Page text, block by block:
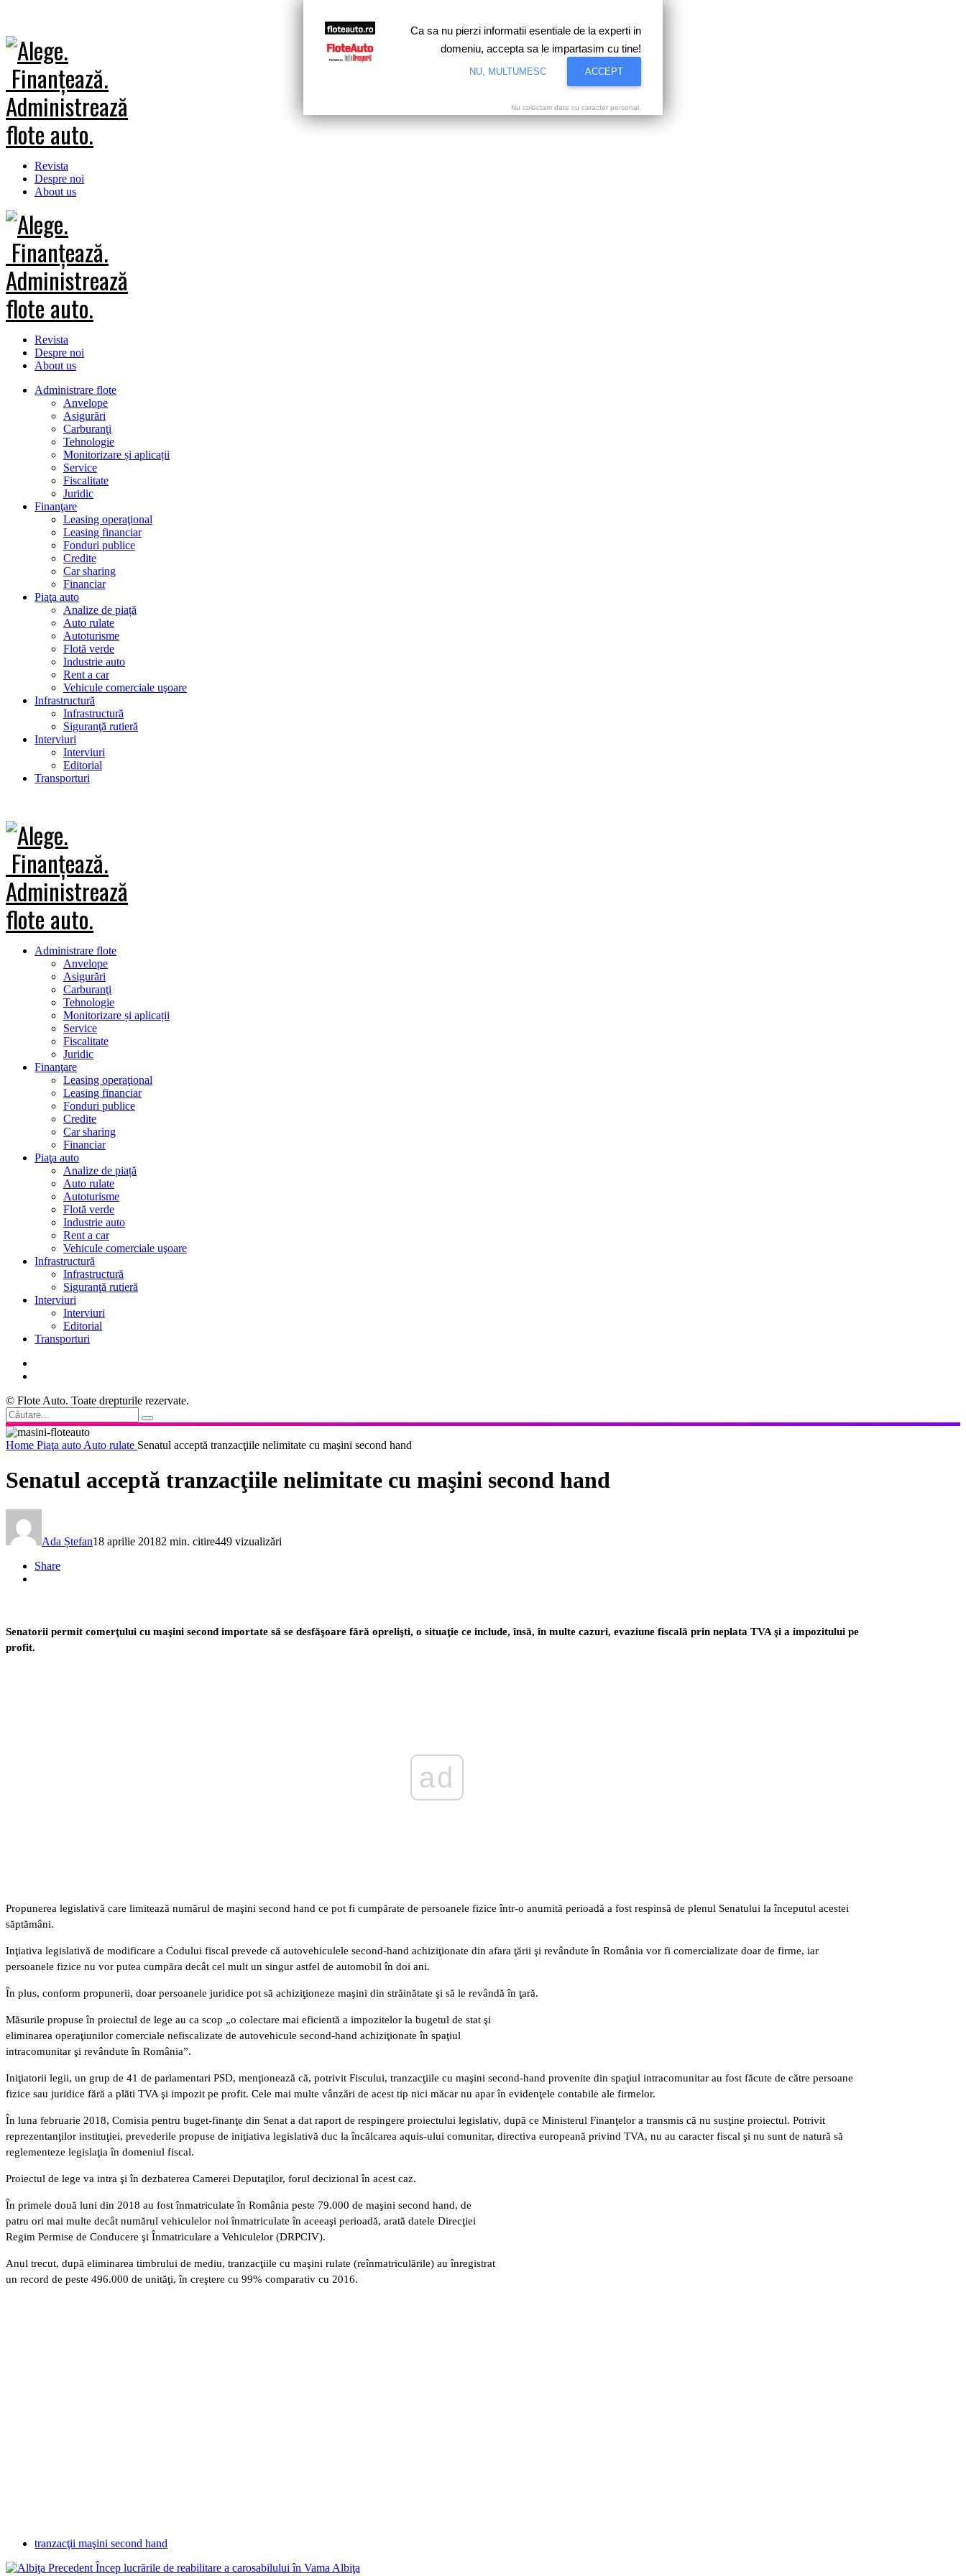
Revista
Despre noi
About us
Revista
Despre noi
About us
Administrare flote
Anvelope
Asigurări
Carburanţi
Tehnologie
Monitorizare și aplicații
Service
Fiscalitate
Juridic
Finanţare
Leasing operaţional
Leasing financiar
Fonduri publice
Credite
Car sharing
Financiar
Piaţa auto
Analize de piață
Auto rulate
Autoturisme
Flotă verde
Industrie auto
Rent a car
Vehicule comerciale uşoare
Infrastructură
Infrastructură
Siguranţă rutieră
Interviuri
Interviuri
Editorial
Transporturi
Administrare flote
Anvelope
Asigurări
Carburanţi
Tehnologie
Monitorizare și aplicații
Service
Fiscalitate
Juridic
Finanţare
Leasing operaţional
Leasing financiar
Fonduri publice
Credite
Car sharing
Financiar
Piaţa auto
Analize de piață
Auto rulate
Autoturisme
Flotă verde
Industrie auto
Rent a car
Vehicule comerciale uşoare
Infrastructură
Infrastructură
Siguranţă rutieră
Interviuri
Interviuri
Editorial
Transporturi
© Flote Auto. Toate drepturile rezervate.
Home Piaţa auto Auto rulate Senatul acceptă tranzacţiile nelimitate cu maşini second hand
Senatul acceptă tranzacţiile nelimitate cu maşini second hand
Ada Ștefan18 aprilie 20182 min. citire449 vizualizări
Share
Senatorii permit comerţului cu maşini second importate să se desfăşoare fără oprelişti, o situaţie ce include, însă, în multe cazuri, evaziune fiscală prin neplata TVA şi a impozitului pe
profit.
ad
Propunerea legislativă care limitează numărul de maşini second hand ce pot fi cumpărate de persoanele fizice într-o anumită perioadă a fost respinsă de plenul Senatului la începutul acestei
săptămâni.
Inţiativa legislativă de modificare a Codului fiscal prevede că autovehiculele second-hand achiziţionate din afara ţării şi revândute în România vor fi comercializate doar de firme, iar
persoanele fizice nu vor putea cumpăra decât cel mult un singur astfel de automobil în doi ani.
În plus, conform propunerii, doar persoanele juridice pot să achiziţioneze maşini din străinătate şi să le revândă în ţară.
Măsurile propuse în proiectul de lege au ca scop „o colectare mai eficientă a impozitelor la bugetul de stat şi
eliminarea operaţiunilor comerciale nefiscalizate de autovehicule second-hand achiziţionate în spaţiul
intracomunitar şi revândute în România”.
Iniţiatorii legii, un grup de 41 de parlamentari PSD, menţionează că, potrivit Fiscului, tranzacţiile cu maşini second-hand provenite din spaţiul intracomunitar au fost făcute de către persoane
fizice sau juridice fără a plăti TVA şi impozit pe profit. Cele mai multe vânzări de acest tip nici măcar nu apar în evidenţele contabile ale firmelor.
În luna februarie 2018, Comisia pentru buget-finanţe din Senat a dat raport de respingere proiectului legislativ, după ce Ministerul Finanţelor a transmis că nu susţine proiectul. Potrivit
reprezentanţilor instituţiei, prevederile propuse de iniţiativa legislativă duc la încălcarea aquis-ului comunitar, directiva europeană privind TVA, nu au caracter fiscal şi nu sunt de natură să
reglementeze legislaţia în domeniul fiscal.
Proiectul de lege va intra şi în dezbaterea Camerei Deputaţilor, forul decizional în acest caz.
În primele două luni din 2018 au fost înmatriculate în România peste 79.000 de maşini second hand, de
patru ori mai multe decât numărul vehiculelor noi înmatriculate în aceeaşi perioadă, arată datele Direcţiei
Regim Permise de Conducere şi Înmatriculare a Vehiculelor (DRPCIV).
Anul trecut, după eliminarea timbrului de mediu, tranzacţiile cu maşini rulate (reînmatriculările) au înregistrat
un record de peste 496.000 de unităţi, în creştere cu 99% comparativ cu 2016.
tranzacţii maşini second hand
Precedent Încep lucrările de reabilitare a carosabilului în Vama Albiţa
Ca sa nu pierzi informatii esentiale de la experti in
domeniu, accepta sa le impartasim cu tine!
NU, MULTUMESC ACCEPT
Nu colectam date cu caracter personal.